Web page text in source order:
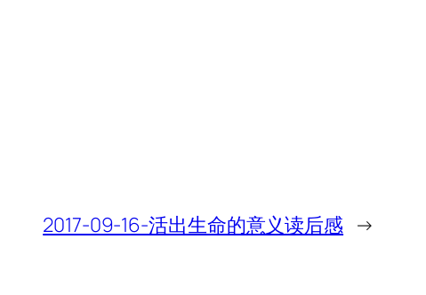
2017-09-16-活出生命的意义读后感 →